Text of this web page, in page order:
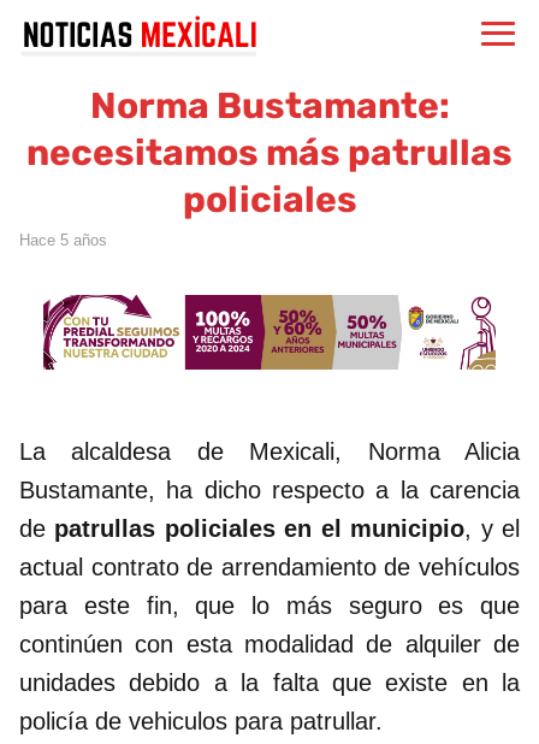
Norma Bustamante:
necesitamos más patrullas
policiales
hace 5 años
La alcaldesa de Mexicali, Norma Alicia
Bustamante, ha dicho respecto a la carencia
de patrullas policiales en el municipio, y el
actual contrato de arrendamiento de vehículos
para este fin, que lo más seguro es que
continúen con esta modalidad de alquiler de
unidades debido a la falta que existe en la
policía de vehiculos para patrullar.